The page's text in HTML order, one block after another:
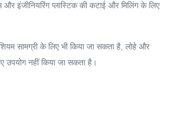
और इंजीनियरिंग प्लास्टिक की कटाई और मिलिंग के लिए
सामग्री के लिए भी किया जा सकता है, लोहे और
उपयोग नहीं किया जा सकता है।